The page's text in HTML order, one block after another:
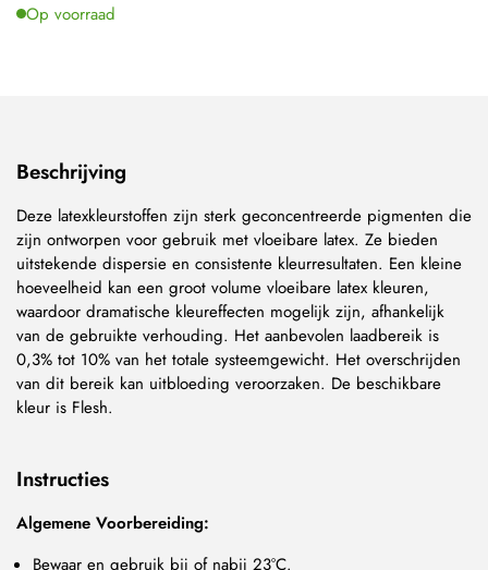
Op voorraad
Beschrijving
Deze latexkleurstoffen zijn sterk geconcentreerde pigmenten die
zijn ontworpen voor gebruik met vloeibare latex. Ze bieden
uitstekende dispersie en consistente kleurresultaten. Een kleine
hoeveelheid kan een groot volume vloeibare latex kleuren,
waardoor dramatische kleureffecten mogelijk zijn, afhankelijk
van de gebruikte verhouding. Het aanbevolen laadbereik is
0,3% tot 10% van het totale systeemgewicht. Het overschrijden
van dit bereik kan uitbloeding veroorzaken. De beschikbare
kleur is Flesh.
Instructies
Algemene Voorbereiding:
Bewaar en gebruik bij of nabij 23°C.